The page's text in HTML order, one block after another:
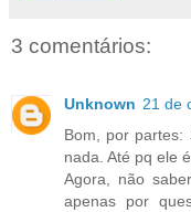
3 comentários:
Unknown 21 de
Bom, por partes:
nada. Até pq ele
Agora, não
apenas por